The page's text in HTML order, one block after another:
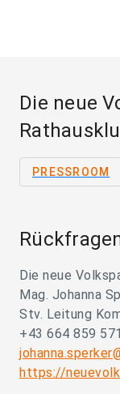
Die neue
PRESSROOM
Die neue
Mag. Johanna
Stv. Leitung
+43 664 859
https://